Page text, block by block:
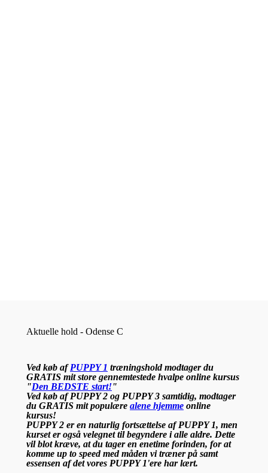
Aktuelle hold - Odense C
Ved køb afPUPPY 1 træningshold modtager du
GRATIS mit store gennemtestede hvalpe online kursus
"Den BEDSTE start!"
Ved køb af PUPPY 2 og PUPPY 3 samtidig, modtager
du GRATIS mit populære alene hjemme online
kursus!
PUPPY 2 er en naturlig fortsættelse af PUPPY 1, men
kurset er også velegnet til begyndere i alle aldre. Dette
vil blot kræve, at du tager en enetime forinden, for at
komme up to speed med måden vi træner på samt
essensen af det vores PUPPY 1'ere har lært.